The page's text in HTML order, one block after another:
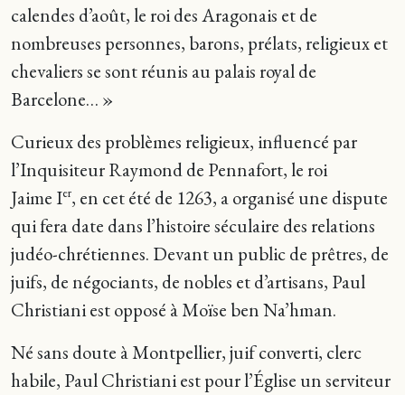
calendes d’août, le roi des Aragonais et de
nombreuses personnes, barons, prélats, religieux et
chevaliers se sont réunis au palais royal de
Barcelone… »
Curieux des problèmes religieux, influencé par
l’Inquisiteur Raymond de Pennafort, le roi
Jaime Ier, en cet été de 1263, a organisé une dispute
qui fera date dans l’histoire séculaire des relations
judéo-chrétiennes. Devant un public de prêtres, de
juifs, de négociants, de nobles et d’artisans, Paul
Christiani est opposé à Moïse ben Na’hman.
Né sans doute à Montpellier, juif converti, clerc
habile, Paul Christiani est pour l’Église un serviteur